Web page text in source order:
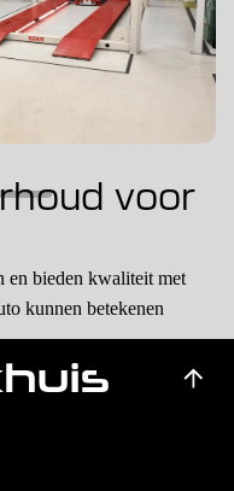
voor
en bieden kwaliteit met
kunnen betekenen